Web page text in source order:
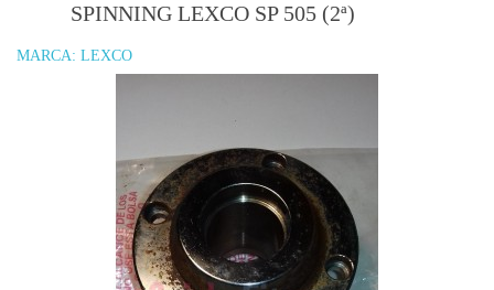
SPINNING LEXCO SP 505 (2ª)
MARCA: LEXCO